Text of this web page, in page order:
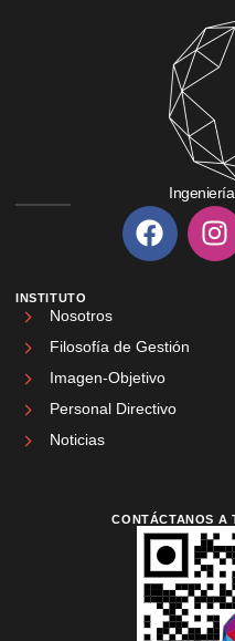
INSTITUTO
Nosotros
Filosofía de Gestión
Imagen-Objetivo
Personal Directivo
Noticias
CONTÁCTANOS A